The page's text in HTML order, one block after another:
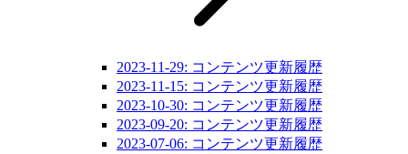
2023-11-29: コンテンツ更新履歴
2023-11-15: コンテンツ更新履歴
2023-10-30: コンテンツ更新履歴
2023-09-20: コンテンツ更新履歴
2023-07-06: コンテンツ更新履歴